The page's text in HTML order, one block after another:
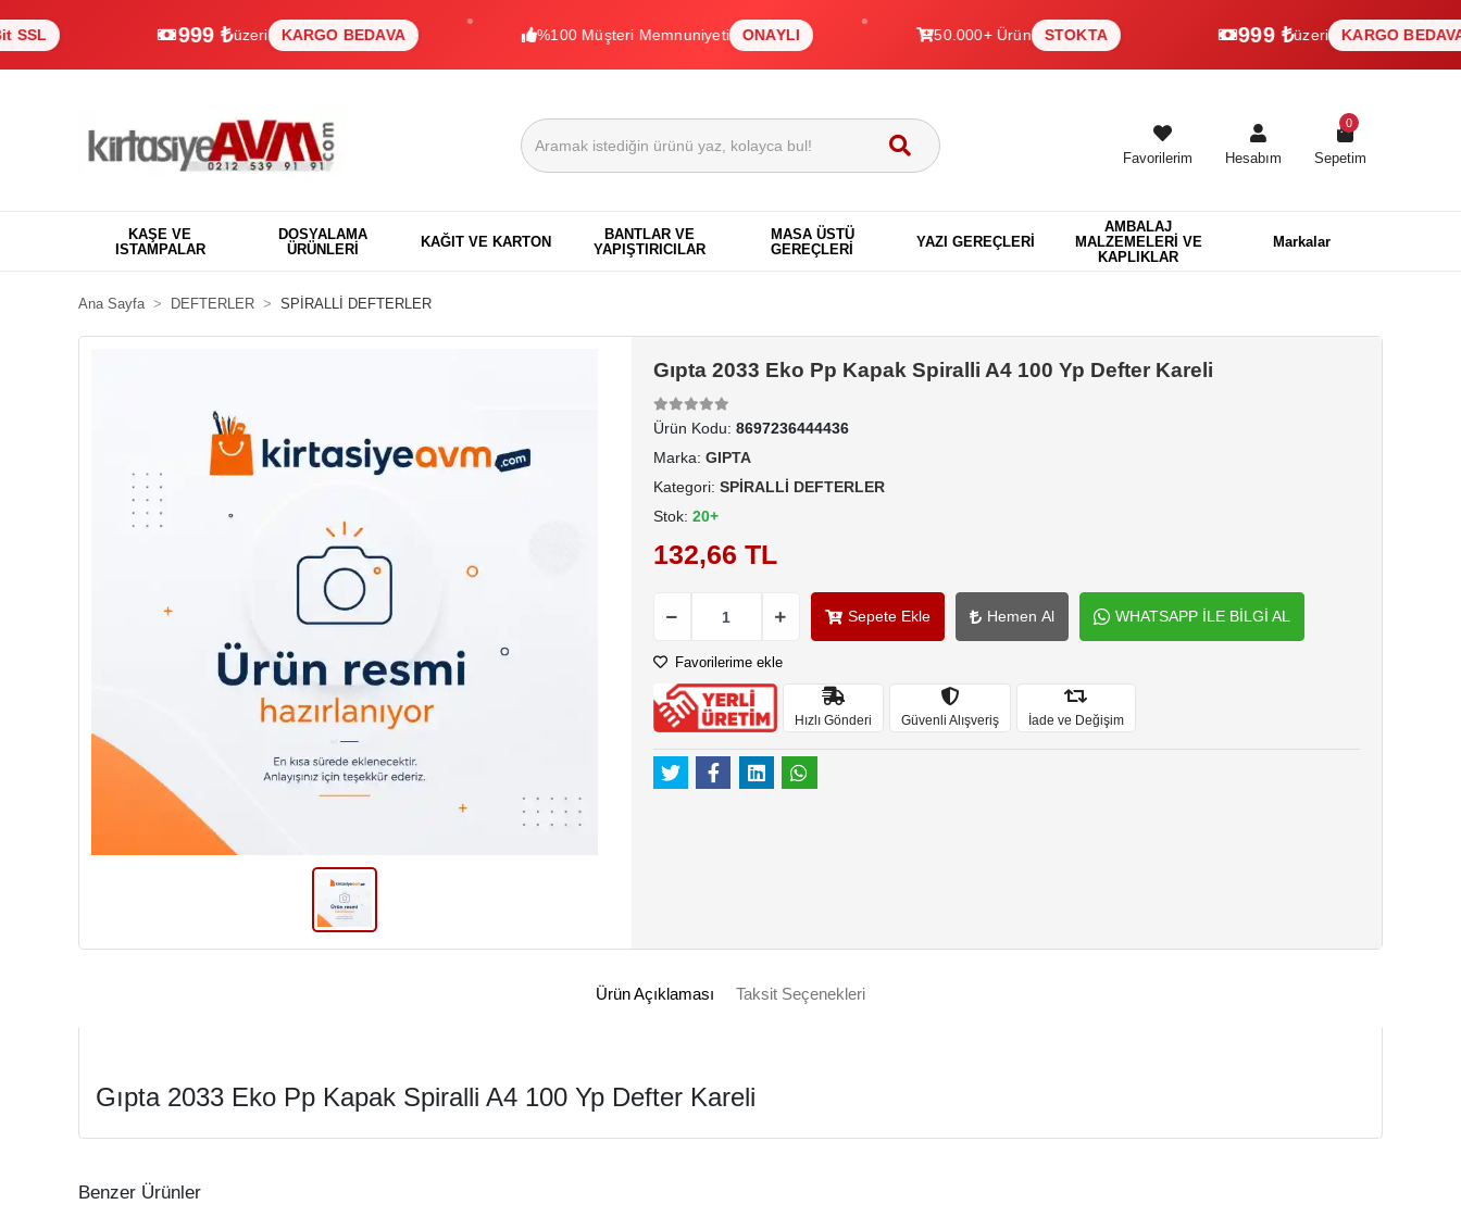
999 ₺üzeri KARGO BEDAVA %100 Müşteri Memnuniyeti ONAYLI 50.000+ Ürün STOKTA 999 ₺üzeri KARGO BEDAVA
Favorilerim Hesabım Sepetim
0
KAŞE VE
ISTAMPALAR
DOSYALAMA
ÜRÜNLERİ
KAĞIT VE KARTON
BANTLAR VE
YAPIŞTIRICILAR
MASA ÜSTÜ
GEREÇLERİ
YAZI GEREÇLERİ
AMBALAJ
MALZEMELERİ VE
KAPLIKLAR
Markalar
Ana Sayfa DEFTERLER SPİRALLİ DEFTERLER
Gıpta 2033 Eko Pp Kapak Spiralli A4 100 Yp Defter Kareli
Ürün Kodu: 8697236444436
Marka: GIPTA
Kategori: SPİRALLİ DEFTERLER
Stok: 20+
132,66 TL
Sepete Ekle Hemen Al WHATSAPP İLE BİLGİ AL
Favorilerime ekle
Hızlı Gönderi Güvenli Alışveriş İade ve Değişim
Ürün Açıklaması Taksit Seçenekleri
Gıpta 2033 Eko Pp Kapak Spiralli A4 100 Yp Defter Kareli
Benzer Ürünler